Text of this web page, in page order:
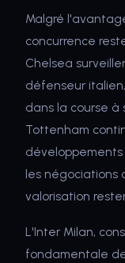
Malgré
concurrence
Chelsea
défenseur
dans la course à
Tottenham
les négociations
valorisation
L'Inter Milan,
fondamentale